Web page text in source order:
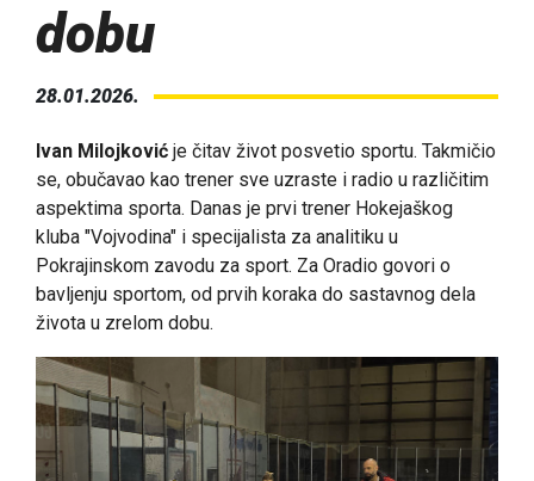
dobu
28.01.2026.
Ivan Milojković je čitav život posvetio sportu. Takmičio
se, obučavao kao trener sve uzraste i radio u različitim
aspektima sporta. Danas je prvi trener Hokejaškog
kluba "Vojvodina" i specijalista za analitiku u
Pokrajinskom zavodu za sport. Za Oradio govori o
bavljenju sportom, od prvih koraka do sastavnog dela
života u zrelom dobu.